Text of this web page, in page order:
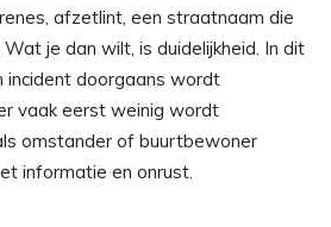
afzetlint, een straatnaam die
je dan wilt, is duidelijkheid. In dit
incident doorgaans wordt
vaak eerst weinig wordt
omstander of buurtbewoner
informatie en onrust.